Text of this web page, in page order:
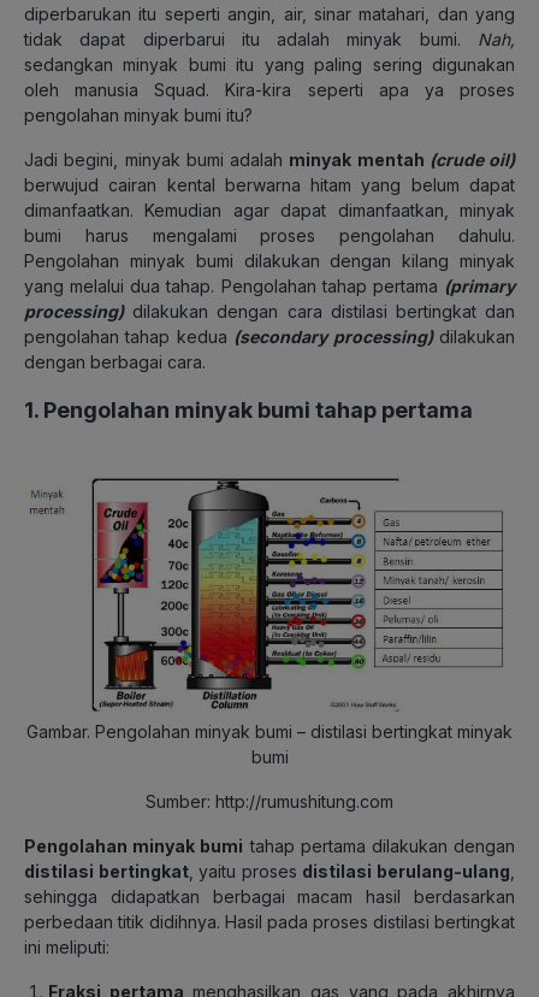
diperbarukan itu seperti angin, air, sinar matahari, dan yang
tidak dapat diperbarui itu adalah minyak bumi. Nah,
sedangkan minyak bumi itu yang paling sering digunakan
oleh manusia Squad. Kira-kira seperti apa ya proses
pengolahan minyak bumi itu?
Jadi begini, minyak bumi adalah minyak mentah (crude oil)
berwujud cairan kental berwarna hitam yang belum dapat
dimanfaatkan. Kemudian agar dapat dimanfaatkan, minyak
bumi harus mengalami proses pengolahan dahulu.
Pengolahan minyak bumi dilakukan dengan kilang minyak
yang melalui dua tahap. Pengolahan tahap pertama (primary
processing)dilakukan dengan cara distilasi bertingkat dan
pengolahan tahap kedua (secondary processing)dilakukan
dengan berbagai cara.
1. Pengolahan minyak bumi tahap pertama
Gambar. Pengolahan minyak bumi – distilasi bertingkat minyak
bumi
Sumber: http://rumushitung.com
Pengolahan minyak bumi tahap pertama dilakukan dengan
distilasi bertingkat, yaitu proses distilasi berulang-ulang
sehingga didapatkan berbagai macam hasil berdasarkan
perbedaan titik didihnya. Hasil pada proses distilasi bertingkat
ini meliputi:
Fraksi pertama menghasilkan gas yang pada akhirnya